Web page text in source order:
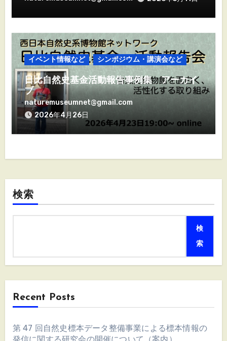
イベント情報など シンポジウム・講演会など
日比自然史基金活動報告事例集 アーカイ
ブ
naturemuseumnet@gmail.com
2026年4月26日
検索
検
索
Recent Posts
第 47 回自然史標本データ整備事業による標本情報の
発信に関する研究会の開催について（案内）